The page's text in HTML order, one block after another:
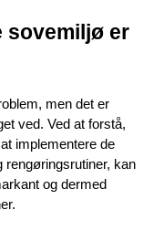
sovemiljø er
men det er
ved. Ved at forstå,
implementere de
rengøringsrutiner, kan
og dermed